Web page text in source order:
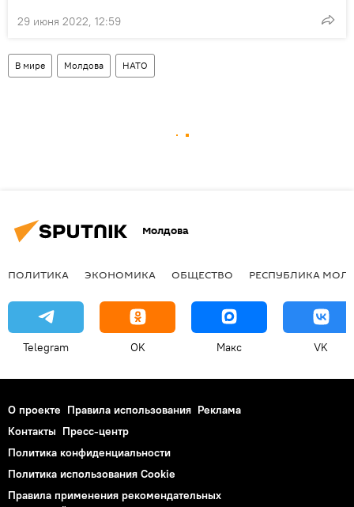
29 июня 2022, 12:59
В мире Молдова НАТО
Молдова
ПОЛИТИКА ЭКОНОМИКА ОБЩЕСТВО РЕСПУБЛИКА
Telegram OK Макс VK
О проекте Правила использования Реклама
Контакты Пресс-центр
Политика конфиденциальности
Политика использования Cookie
Правила применения рекомендательных